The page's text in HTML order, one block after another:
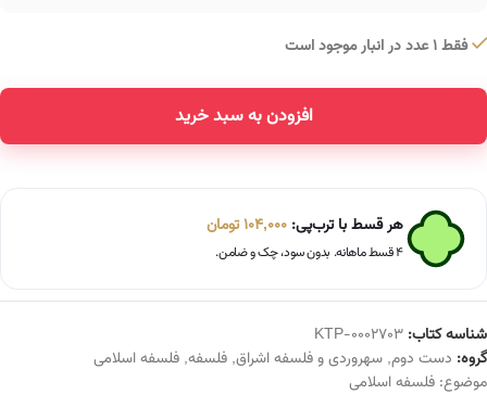
فقط 1 عدد در انبار موجود است
افزودن به سبد خرید
هر قسط با ترب‌پی: 104,000تومان
۴ قسط ماهانه. بدون سود، چک و ضامن.
شناسه کتاب: KTP-0002703
گروه: دست دوم, سهروردی و فلسفه اشراق, فلسفه, فلسفه اسلامی
موضوع: فلسفه اسلامی